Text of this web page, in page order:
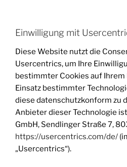
Einwilligung mit
Diese Website nutzt die
Usercentrics, um Ihre
bestimmter Cookies auf Ihrem
Einsatz bestimmter
diese datenschutzkonform zu
Anbieter dieser Technologie
GmbH, Sendlinger Straße 7,
https://usercentrics.com/de/
„Usercentrics“).